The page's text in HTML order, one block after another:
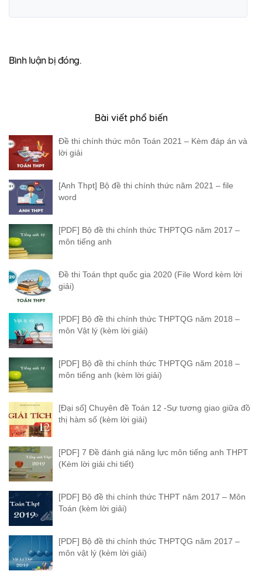
Bình luận bị đóng.
Bài viết phổ biến
Đề thi chính thức môn Toán 2021 – Kèm đáp án và
lời giải
[Anh Thpt] Bộ đề thi chính thức năm 2021 – file
word
[PDF] Bộ đề thi chính thức THPTQG năm 2017 –
môn tiếng anh
Đề thi Toán thpt quốc gia 2020 (File Word kèm lời
giải)
[PDF] Bộ đề thi chính thức THPTQG năm 2018 –
môn Vật lý (kèm lời giải)
[PDF] Bộ đề thi chính thức THPTQG năm 2018 –
môn tiếng anh (kèm lời giải)
[Đại số] Chuyên đề Toán 12 -Sự tương giao giữa đồ
thị hàm số (kèm lời giải)
[PDF] 7 Đề đánh giá năng lực môn tiếng anh THPT
(Kèm lời giải chi tiết)
[PDF] Bộ đề thi chính thức THPT năm 2017 – Môn
Toán (kèm lời giải)
[PDF] Bộ đề thi chính thức THPTQG năm 2017 –
môn vật lý (kèm lời giải)